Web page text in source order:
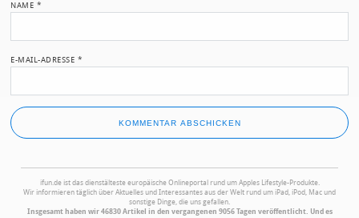
NAME *
E-MAIL-ADRESSE *
ifun.de ist das dienstälteste europäische Onlineportal rund um Apples Lifestyle-Produkte.
Wir informieren täglich über Aktuelles und Interessantes aus der Welt rund um iPad, iPod, Mac und
sonstige Dinge, die uns gefallen.
Insgesamt haben wir 46830 Artikel in den vergangenen 9056 Tagen veröffentlicht. Und es